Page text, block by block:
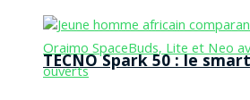
TECNO Spark 50 : le